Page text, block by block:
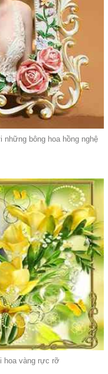
bông hoa hồng nghệ
hoa vàng rực rỡ